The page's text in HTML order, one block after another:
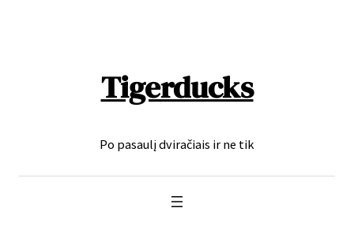
Tigerducks
Po pasaulį dviračiais ir ne tik